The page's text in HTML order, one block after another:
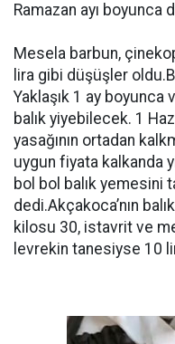
Ramazan ayı boyunca
Mesela barbun,
lira gibi düşüşler
Yaklaşık 1 ay boyunca
balık yiyebilecek. 1
yasağının ortadan
uygun fiyata kalkanda
bol bol balık yemesini
dedi.Akçakoca’nın
kilosu 30, istavrit ve
levrekin tanesiyse 10